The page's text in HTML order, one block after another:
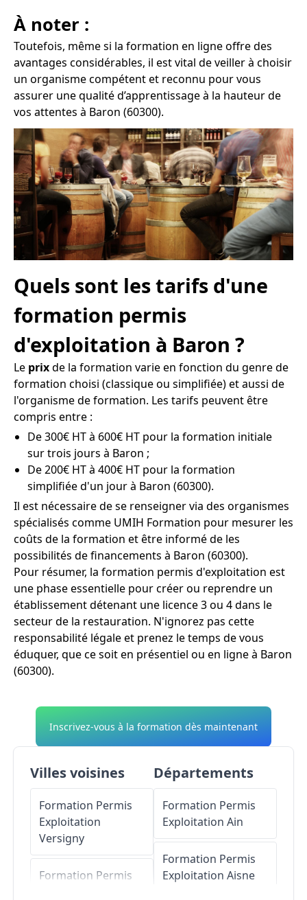
À noter :
Toutefois, même si la formation en ligne offre des
avantages considérables, il est vital de veiller à choisir
un organisme compétent et reconnu pour vous
assurer une qualité d’apprentissage à la hauteur de
vos attentes à Baron (60300).
Quels sont les tarifs d'une
formation permis
d'exploitation à Baron ?
Le prixde la formation varie en fonction du genre de
formation choisi (classique ou simplifiée) et aussi de
l'organisme de formation. Les tarifs peuvent être
compris entre :
De 300€ HT à 600€ HT pour la formation initiale
sur trois jours à Baron ;
De 200€ HT à 400€ HT pour la formation
simplifiée d'un jour à Baron (60300).
Il est nécessaire de se renseigner via des organismes
spécialisés comme UMIH Formation pour mesurer les
coûts de la formation et être informé de les
possibilités de financements à Baron (60300).
Pour résumer, la formation permis d'exploitation est
une phase essentielle pour créer ou reprendre un
établissement détenant une licence 3 ou 4 dans le
secteur de la restauration. N'ignorez pas cette
responsabilité légale et prenez le temps de vous
éduquer, que ce soit en présentiel ou en ligne à Baron
(60300).
Inscrivez-vous à la formation dès maintenant
Villes voisines
Formation Permis
Exploitation
Versigny
Formation Permis
Départements
Formation Permis
Exploitation Ain
Formation Permis
Exploitation Aisne